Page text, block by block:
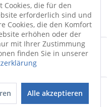
Cookies, die für den
erforderlich sind und
Cookies, die den Komfort
erhöhen oder der
mit Ihrer Zustimmung
finden Sie in unserer
Alle akzeptieren